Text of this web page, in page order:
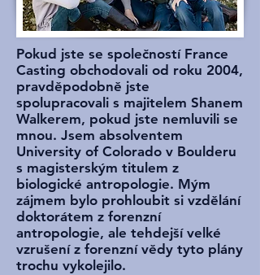
Pokud jste se společností France
Casting obchodovali od roku 2004,
pravděpodobně jste
spolupracovali s majitelem Shanem
Walkerem, pokud jste nemluvili se
mnou. Jsem absolventem
University of Colorado v Boulderu
s magisterským titulem z
biologické antropologie. Mým
zájmem bylo prohloubit si vzdělání
doktorátem z forenzní
antropologie, ale tehdejší velké
vzrušení z forenzní vědy tyto plány
trochu vykolejilo.